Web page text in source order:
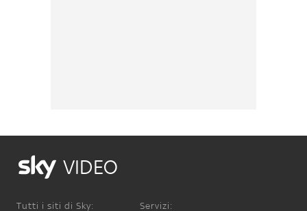
VIDEO
Tutti i siti di Sky: Servizi: